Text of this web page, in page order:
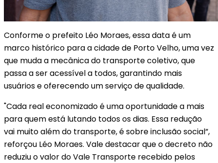
Conforme o prefeito Léo Moraes, essa data é um
marco histórico para a cidade de Porto Velho, uma vez
que muda a mecânica do transporte coletivo, que
passa a ser acessível a todos, garantindo mais
usuários e oferecendo um serviço de qualidade.
"Cada real economizado é uma oportunidade a mais
para quem está lutando todos os dias. Essa redução
vai muito além do transporte, é sobre inclusão social”,
reforçou Léo Moraes. Vale destacar que o decreto não
reduziu o valor do Vale Transporte recebido pelos